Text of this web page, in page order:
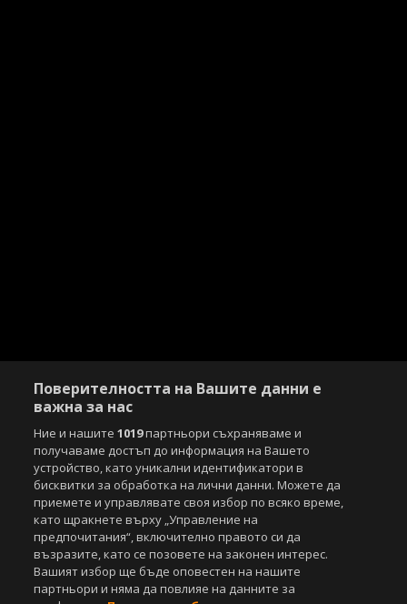
Поверителността на Вашите данни е
важна за нас
Ние и нашите1019партньори съхраняваме и
получаваме достъп до информация на Вашето
устройство, като уникални идентификатори в
бисквитки за обработка на лични данни. Можете да
приемете и управлявате своя избор по всяко време,
като щракнете върху „Управление на
предпочитания“, включително правото си да
възразите, като се позовете на законен интерес.
Вашият избор ще бъде оповестен на нашите
партньори и няма да повлияе на данните за